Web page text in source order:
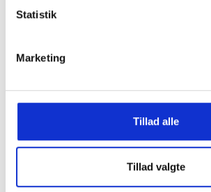
Statistik
Marketing
Tillad alle
Tillad valgte
GRATIS FRAGT PÅ KØB OVER 300,-
HURTIG LEVERING 1-3 HVERDAGE
Ved bestilling inden kl. 16.00
KUNDESERVICE & SUPPORT